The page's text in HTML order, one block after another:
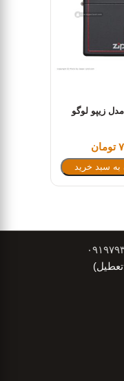
زیپو لوگو
به سبد خرید